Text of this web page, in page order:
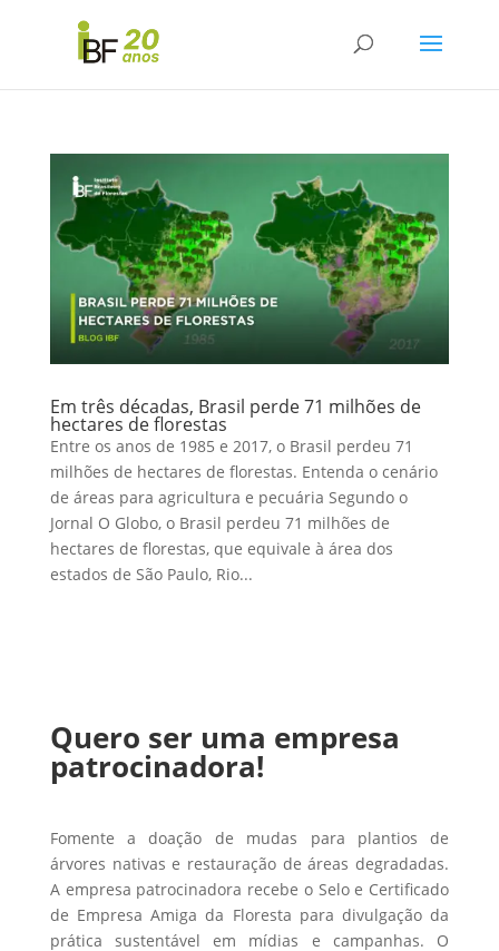
Em três décadas, Brasil perde 71 milhões de
hectares de florestas
Entre os anos de 1985 e 2017, o Brasil perdeu 71
milhões de hectares de florestas. Entenda o cenário
de áreas para agricultura e pecuária Segundo o
Jornal O Globo, o Brasil perdeu 71 milhões de
hectares de florestas, que equivale à área dos
estados de São Paulo, Rio...
Quero ser uma empresa
patrocinadora!
Fomente a doação de mudas para plantios de
árvores nativas e restauração de áreas degradadas.
A empresa patrocinadora recebe o Selo e Certificado
de Empresa Amiga da Floresta para divulgação da
prática sustentável em mídias e campanhas. O